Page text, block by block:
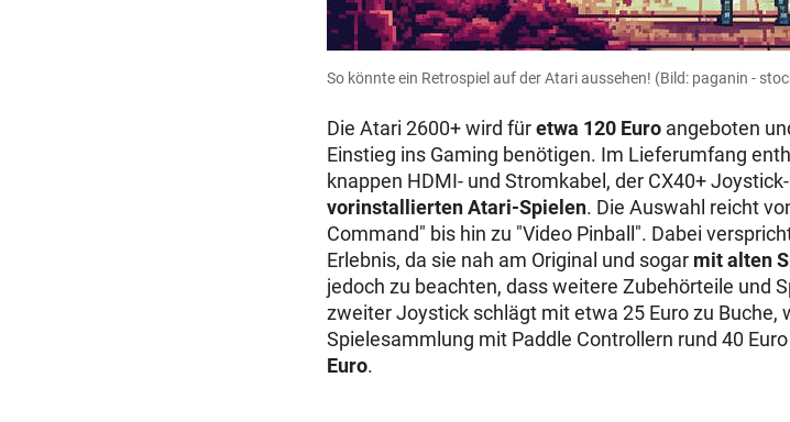
So könnte ein Retrospiel auf der Atari aussehen! (Bild: paganin -
Die Atari 2600+ wird füretwa 120 Euro angeboten
Einstieg ins Gaming benötigen. Im Lieferumfang
knappen HDMI- und Stromkabel, der CX40+
vorinstallierten Atari-Spielen. Die Auswahl reicht
Command" bis hin zu "Video Pinball". Dabei
Erlebnis, da sie nah am Original und sogar mit alten
jedoch zu beachten, dass weitere Zubehörteile und
zweiter Joystick schlägt mit etwa 25 Euro zu Buche,
Spielesammlung mit Paddle Controllern rund 40
Euro.